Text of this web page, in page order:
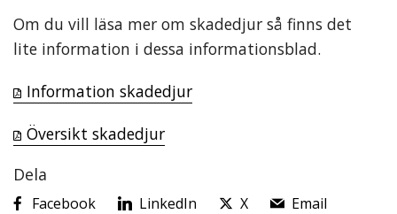
Om du vill läsa mer om skadedjur så finns det
lite information i dessa informationsblad.
Information skadedjur
Översikt skadedjur
Dela
Facebook LinkedIn X Email